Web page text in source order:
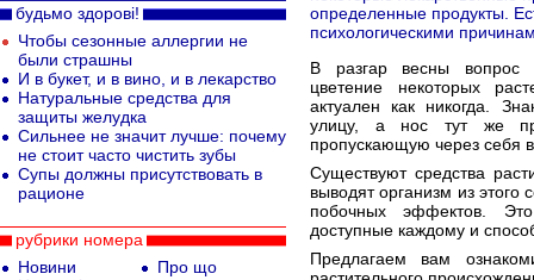
определенные продукты.
психологическими
В разгар весны вопрос
цветение некоторых
актуален как никогда.
улицу, а нос тут же
пропускающую через себя
Существуют средства
выводят организм из
побочных эффектов.
доступные каждому и
Предлагаем вам
будьмо здорові!
Чтобы сезонные аллергии не
были страшны
И в букет, и в вино, и в лекарство
Натуральные средства для
защиты желудка
Сильнее не значит лучше: почему
не стоит часто чистить зубы
Супы должны присутствовать в
рационе
рубрики номера
Новини
Про що